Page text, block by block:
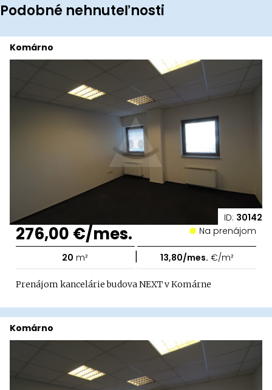
Podobné nehnuteľnosti
ID: 30142
Komárno
276,00 €/mes. Na prenájom
20 m² | 13,80/mes. €/m²
Prenájom kancelárie budova NEXT v Komárne
Komárno